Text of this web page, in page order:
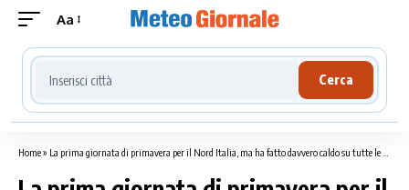
Aa
Cerca località meteo
Cerca
Home» La prima giornata di primavera per il Nord Italia, ma ha fatto davvero caldo su tutte le zone interne, analisi e curiosità